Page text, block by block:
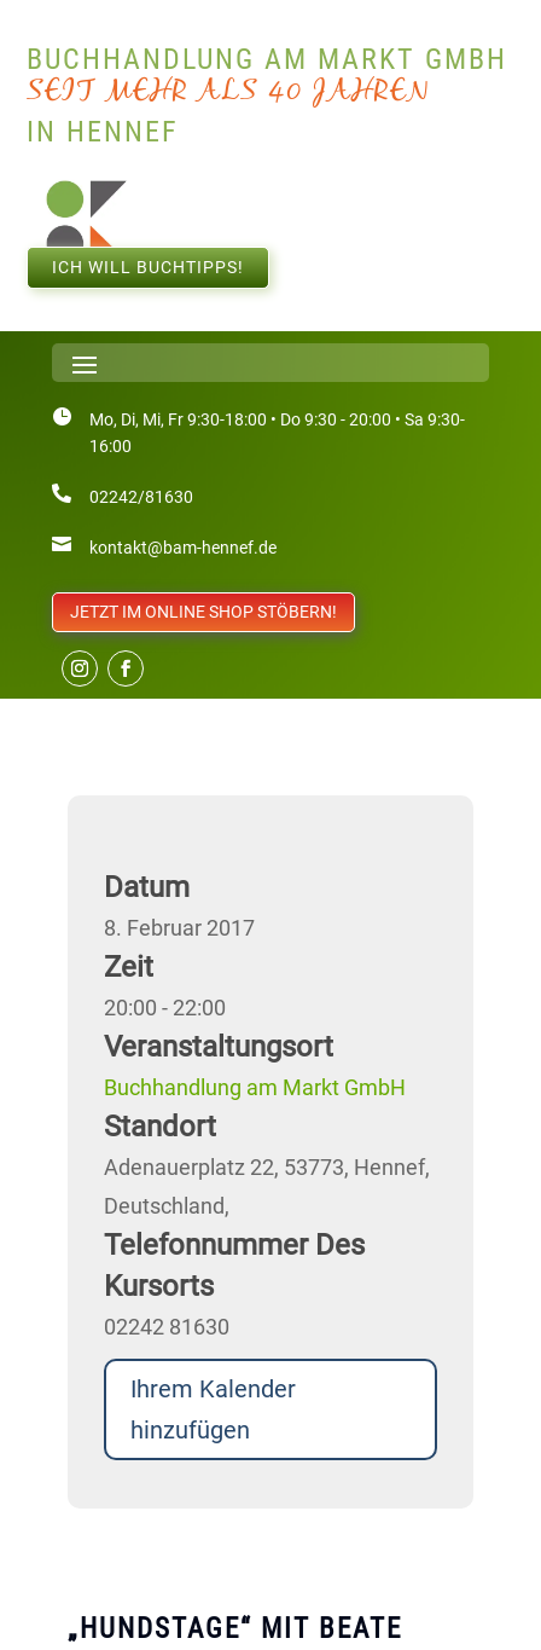
BUCHHANDLUNG AM MARKT GMBH
SEIT MEHR ALS 40 JAHREN
IN HENNEF
ICH WILL BUCHTIPPS!

Mo, Di, Mi, Fr 9:30-18:00 • Do 9:30 - 20:00 • Sa 9:30-
16:00
 02242/81630
 kontakt@bam-hennef.de
JETZT IM ONLINE SHOP STÖBERN!
Datum
8. Februar 2017
Zeit
20:00 - 22:00
Veranstaltungsort
Buchhandlung am Markt GmbH
Standort
Adenauerplatz 22, 53773, Hennef,
Deutschland,
Telefonnummer Des
Kursorts
02242 81630
Ihrem Kalender
hinzufügen
„HUNDSTAGE“ MIT BEATE